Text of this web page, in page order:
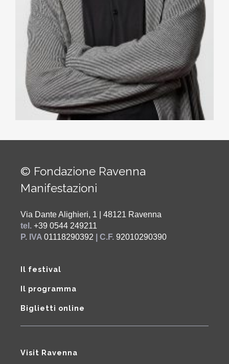
© Fondazione Ravenna
Manifestazioni
Via Dante Alighieri, 1 | 48121 Ravenna
tel. +39 0544 249211
P. IVA 01118290392 | C.F. 92010290390
Il festival
Il programma
Biglietti online
Visit Ravenna